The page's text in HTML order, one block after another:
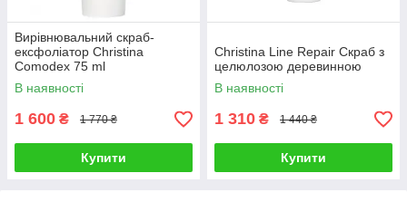
Вирівнювальний скраб-
ексфоліатор Christina
Comodex 75 ml
В наявності
1 600 ₴ 1 770 ₴
Купити
Christina Line Repair Скраб з
целюлозою деревинною
В наявності
1 310 ₴ 1 440 ₴
Купити